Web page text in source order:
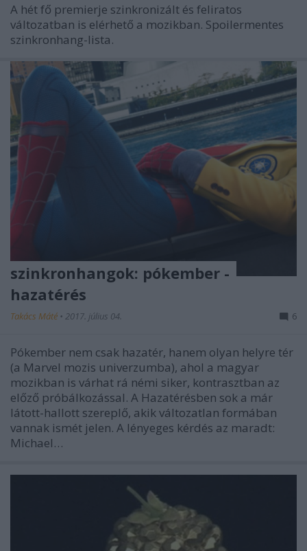
A hét fő premierje szinkronizált és feliratos
változatban is elérhető a mozikban. Spoilermentes
szinkronhang-lista.
szinkronhangok: pókember -
hazatérés
Takács Máté • 2017. július 04. 6
Pókember nem csak hazatér, hanem olyan helyre tér
(a Marvel mozis univerzumba), ahol a magyar
mozikban is várhat rá némi siker, kontrasztban az
előző próbálkozással. A Hazatérésben sok a már
látott-hallott szereplő, akik változatlan formában
vannak ismét jelen. A lényeges kérdés az maradt:
Michael…